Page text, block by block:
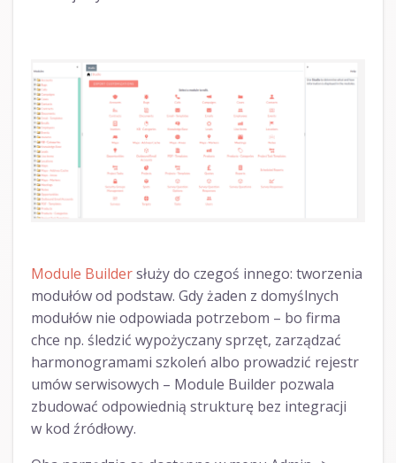
Module Buildersłuży do czegoś innego: tworzenia
modułów od podstaw. Gdy żaden z domyślnych
modułów nie odpowiada potrzebom – bo firma
chce np. śledzić wypożyczany sprzęt, zarządzać
harmonogramami szkoleń albo prowadzić rejestr
umów serwisowych – Module Builder pozwala
zbudować odpowiednią strukturę bez integracji
w kod źródłowy.